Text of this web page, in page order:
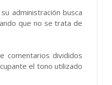
administración busca
que no se trata de
comentarios divididos
el tono utilizado